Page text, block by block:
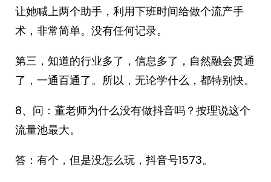
让她喊上两个助手，利用下班时间给做个流产手
术，非常简单。没有任何记录。
第三，知道的行业多了，信息多了，自然融会贯通
了，一通百通了。所以，无论学什么，都特别快。
8、问：董老师为什么没有做抖音吗？按理说这个
流量池最大。
答：有个，但是没怎么玩，抖音号1573。